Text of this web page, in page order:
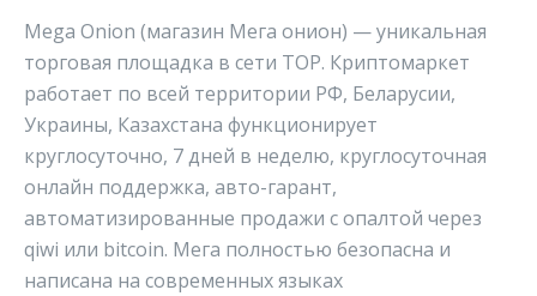
Mega Onion (магазин Мега онион) — уникальная
торговая площадка в сети ТОР. Криптомаркет
работает по всей территории РФ, Беларусии,
Украины, Казахстана функционирует
круглосуточно, 7 дней в неделю, круглосуточная
онлайн поддержка, авто-гарант,
автоматизированные продажи с опалтой через
qiwi или bitcoin. Мега полностью безопасна и
написана на современных языках